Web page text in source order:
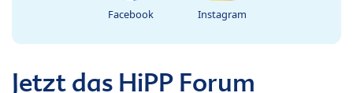
Facebook Instagram
Jetzt das HiPP Forum